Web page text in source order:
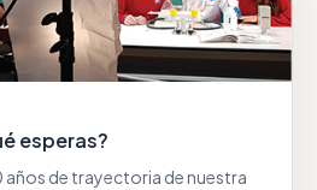
esperas?
años de trayectoria de nuestra